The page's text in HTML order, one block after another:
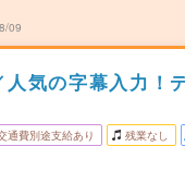
09
気の字幕入力！
通費別途支給あり 残業なし